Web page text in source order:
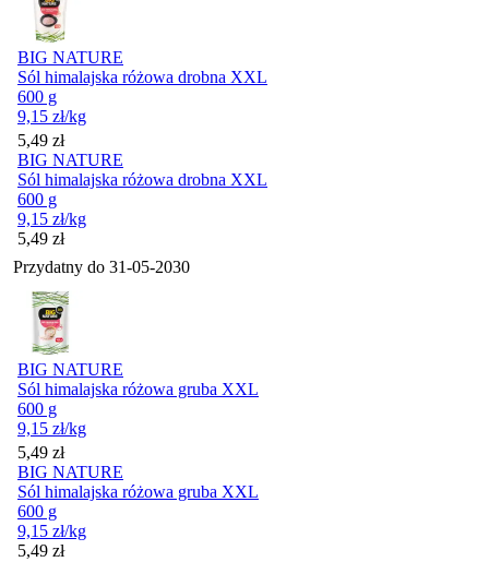
BIG NATURE
Sól himalajska różowa drobna XXL
600 g
9,15 zł/kg
Cena
5,49 zł
BIG NATURE
Sól himalajska różowa drobna XXL
600 g
9,15 zł/kg
Cena
5,49 zł
Przydatny do 31-05-2030
BIG NATURE
Sól himalajska różowa gruba XXL
600 g
9,15 zł/kg
Cena
5,49 zł
BIG NATURE
Sól himalajska różowa gruba XXL
600 g
9,15 zł/kg
Cena
5,49 zł